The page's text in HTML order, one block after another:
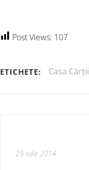
Post Views: 107
ETICHETE: Casa Cărții
29 iulie 2014